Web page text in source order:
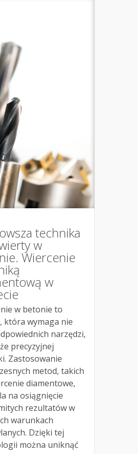
technika
w
Wiercenie
w
w betonie to
która wymaga nie
narzędzi,
precyzyjnej
Zastosowanie
metod, takich
diamentowe,
na osiągnięcie
rezultatów w
warunkach
Dzięki tej
można uniknąć